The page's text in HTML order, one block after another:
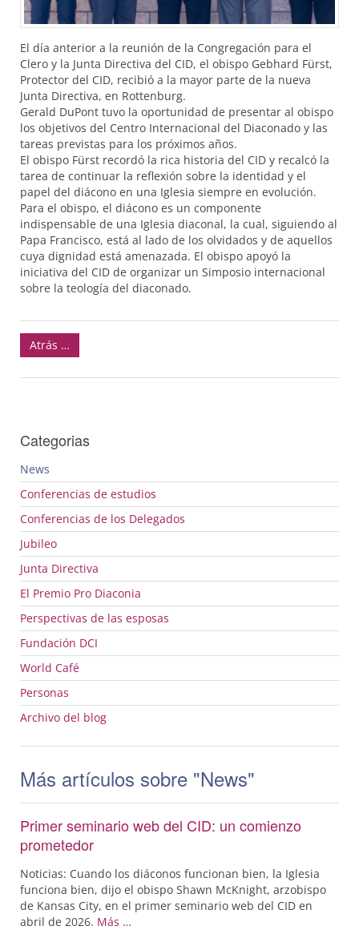
El día anterior a la reunión de la Congregación para el
Clero y la Junta Directiva del CID, el obispo Gebhard Fürst,
Protector del CID, recibió a la mayor parte de la nueva
Junta Directiva, en Rottenburg.
Gerald DuPont tuvo la oportunidad de presentar al obispo
los objetivos del Centro Internacional del Diaconado y las
tareas previstas para los próximos años.
El obispo Fürst recordó la rica historia del CID y recalcó la
tarea de continuar la reflexión sobre la identidad y el
papel del diácono en una Iglesia siempre en evolución.
Para el obispo, el diácono es un componente
indispensable de una Iglesia diaconal, la cual, siguiendo al
Papa Francisco, está al lado de los olvidados y de aquellos
cuya dignidad está amenazada. El obispo apoyó la
iniciativa del CID de organizar un Simposio internacional
sobre la teología del diaconado.
Atrás …
Categorias
News
Conferencias de estudios
Conferencias de los Delegados
Jubileo
Junta Directiva
El Premio Pro Diaconia
Perspectivas de las esposas
Fundación DCI
World Café
Personas
Archivo del blog
Más artículos sobre "News"
Primer seminario web del CID: un comienzo
prometedor
Noticias: Cuando los diáconos funcionan bien, la Iglesia
funciona bien, dijo el obispo Shawn McKnight, arzobispo
de Kansas City, en el primer seminario web del CID en
abril de 2026. Más …